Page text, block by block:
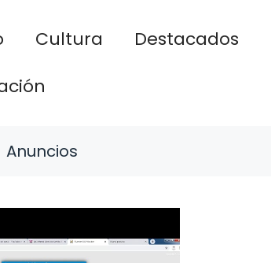
Cultura Destacados
Anuncios